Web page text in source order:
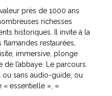
près de 1000 ans
richesses
historiques. Il invite à la
restaurées,
immersive, plonge
de l’abbaye. Le parcours
sans audio-guide, ou
« essentielle », «